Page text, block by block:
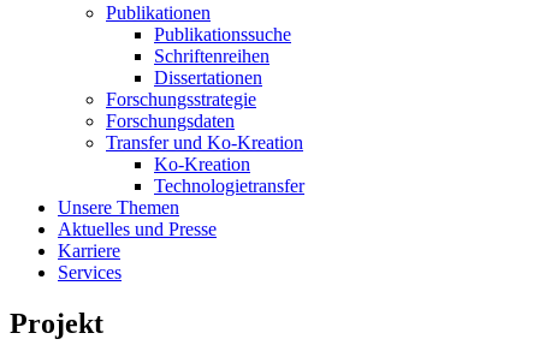
Publikationen
Publikationssuche
Schriftenreihen
Dissertationen
Forschungsstrategie
Forschungsdaten
Transfer und Ko-Kreation
Ko-Kreation
Technologietransfer
Unsere Themen
Aktuelles und Presse
Karriere
Services
Projekt